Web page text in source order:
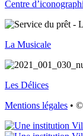
Centre
La Musicale
Les Délices
Mentions légales •